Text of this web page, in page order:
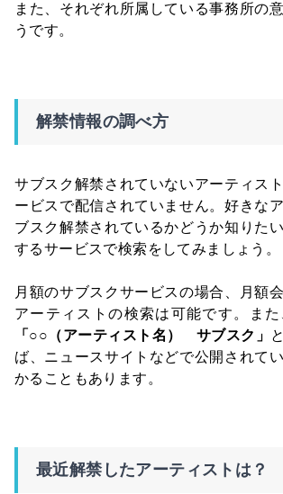
また、それぞれ所属している事務所の
うです。
解禁情報の調べ方
サブスク解禁されていないアーティス
ービスで配信されていません。好きな
ブスク解禁されているかどうか知りた
するサービスで検索をしてみましょう。
月額のサブスクサービスの場合、月額
アーティストの検索は可能です。ま
「○○（アーティスト名） サブスク」
ば、ニュースサイトなどで公開されて
かることもあります。
最近解禁したアーティストは？